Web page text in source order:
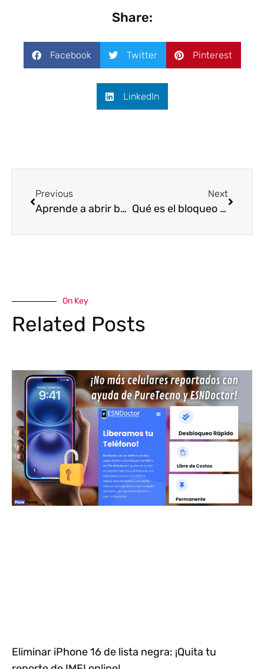
Share:
Facebook Twitter Pinterest
LinkedIn
Previous
Aprende a abrir bandas de un celular (cualquier operador, marca y modelo)
Next
Qué es el bloqueo de bandas por operador y cómo eliminarlo
On Key
Related Posts
Eliminar iPhone 16 de lista negra: ¡Quita tu